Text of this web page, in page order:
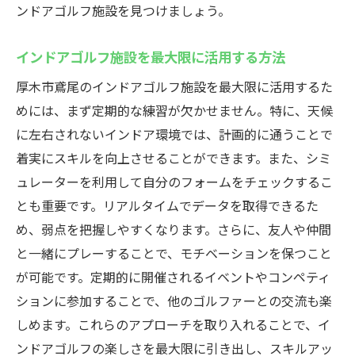
ンドアゴルフ施設を見つけましょう。
インドアゴルフ施設を最大限に活用する方法
厚木市鳶尾のインドアゴルフ施設を最大限に活用するた
めには、まず定期的な練習が欠かせません。特に、天候
に左右されないインドア環境では、計画的に通うことで
着実にスキルを向上させることができます。また、シミ
ュレーターを利用して自分のフォームをチェックするこ
とも重要です。リアルタイムでデータを取得できるた
め、弱点を把握しやすくなります。さらに、友人や仲間
と一緒にプレーすることで、モチベーションを保つこと
が可能です。定期的に開催されるイベントやコンペティ
ションに参加することで、他のゴルファーとの交流も楽
しめます。これらのアプローチを取り入れることで、イ
ンドアゴルフの楽しさを最大限に引き出し、スキルアッ